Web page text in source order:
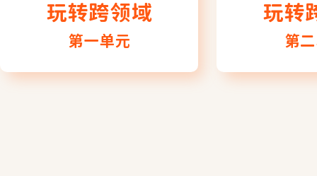
玩转跨领域
第一单元
玩转
第